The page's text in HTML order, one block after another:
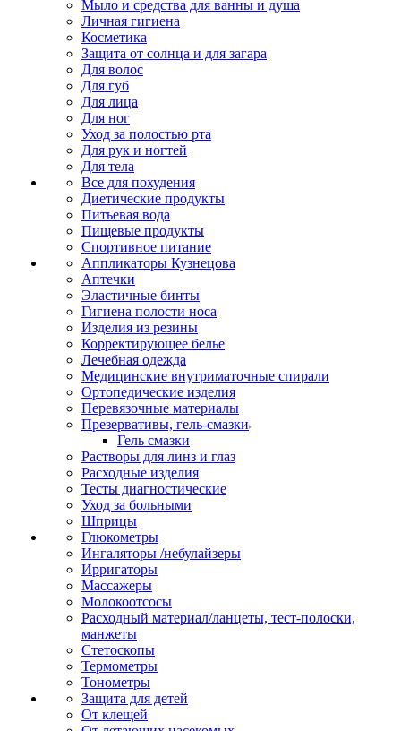
Мыло и средства для ванны и душа
Личная гигиена
Косметика
Защита от солнца и для загара
Для волос
Для губ
Для лица
Для ног
Уход за полостью рта
Для рук и ногтей
Для тела
Все для похудения
Диетические продукты
Питьевая вода
Пищевые продукты
Спортивное питание
Аппликаторы Кузнецова
Аптечки
Эластичные бинты
Гигиена полости носа
Изделия из резины
Корректирующее белье
Лечебная одежда
Медицинские внутриматочные спирали
Ортопедические изделия
Перевязочные материалы
Презервативы, гель-смазки
Гель смазки
Растворы для линз и глаз
Расходные изделия
Тесты диагностические
Уход за больными
Шприцы
Глюкометры
Ингаляторы /небулайзеры
Ирригаторы
Массажеры
Молокоотсосы
Расходный материал/ланцеты, тест-полоски,
манжеты
Стетоскопы
Термометры
Тонометры
Защита для детей
От клещей